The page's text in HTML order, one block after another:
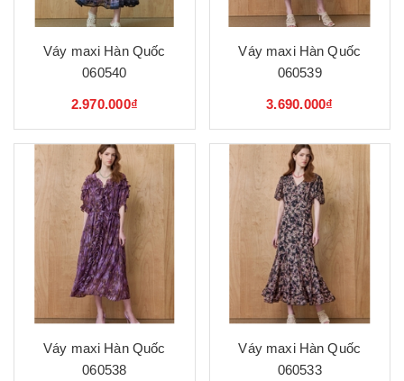
Váy maxi Hàn Quốc
060540
2.970.000₫
Váy maxi Hàn Quốc
060539
3.690.000₫
Váy maxi Hàn Quốc
060538
Váy maxi Hàn Quốc
060533